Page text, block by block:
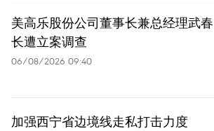
美高乐股份公司董事长兼总经理武春
长遭立案调查
06/08/2026 09:40
加强西宁省边境线走私打击力度